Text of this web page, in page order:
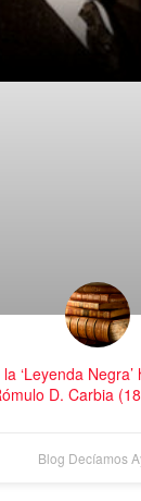
‘Leyenda
D. Carbia
Blog Decíamos